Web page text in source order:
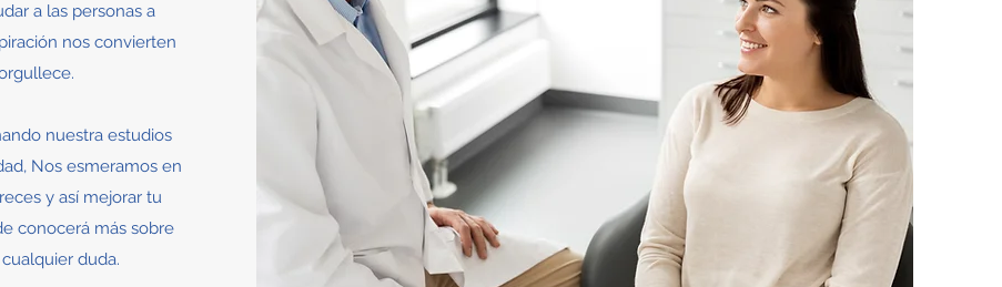
a las personas a
nos convierten
nuestra estudios
Nos esmeramos en
y así mejorar tu
conocerá más sobre
duda.